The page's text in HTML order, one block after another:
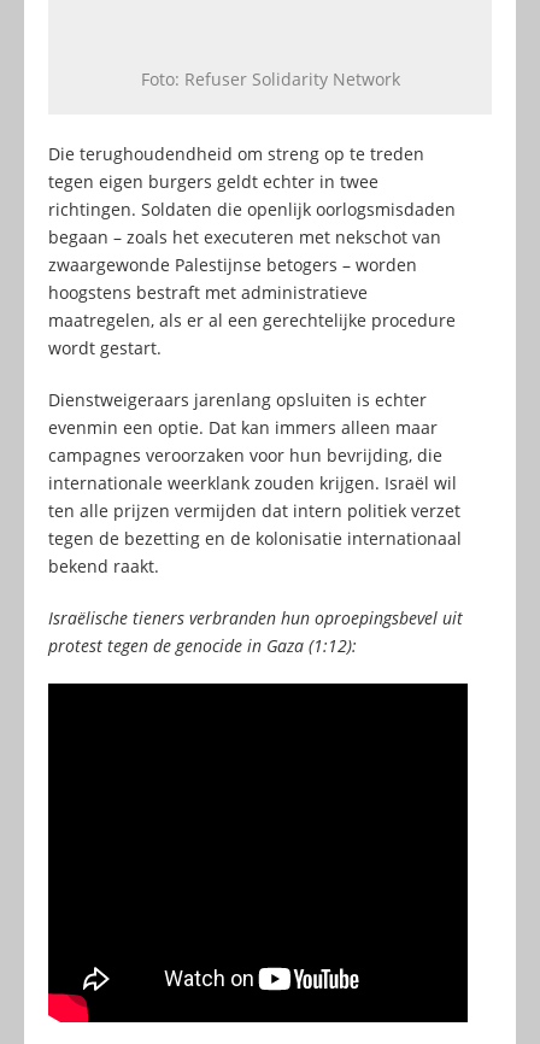
Foto: Refuser Solidarity Network
Die terughoudendheid om streng op te treden
tegen eigen burgers geldt echter in twee
richtingen. Soldaten die openlijk oorlogsmisdaden
begaan – zoals het executeren met nekschot van
zwaargewonde Palestijnse betogers – worden
hoogstens bestraft met administratieve
maatregelen, als er al een gerechtelijke procedure
wordt gestart.
Dienstweigeraars jarenlang opsluiten is echter
evenmin een optie. Dat kan immers alleen maar
campagnes veroorzaken voor hun bevrijding, die
internationale weerklank zouden krijgen. Israël wil
ten alle prijzen vermijden dat intern politiek verzet
tegen de bezetting en de kolonisatie internationaal
bekend raakt.
Israëlische tieners verbranden hun oproepingsbevel uit
protest tegen de genocide in Gaza (1:12):